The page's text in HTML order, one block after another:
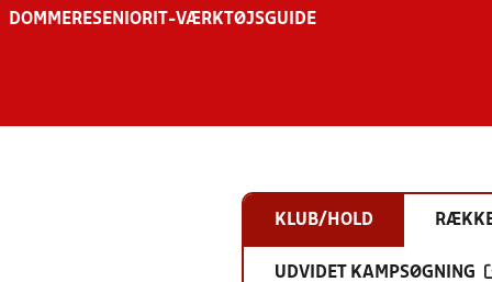
DOMMERESENIOR IT-VÆRKTØJSGUIDE
KLUB/HOLD
UDVIDET KAMPSØGNING